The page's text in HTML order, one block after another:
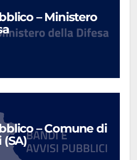
– Ministero
– Comune di